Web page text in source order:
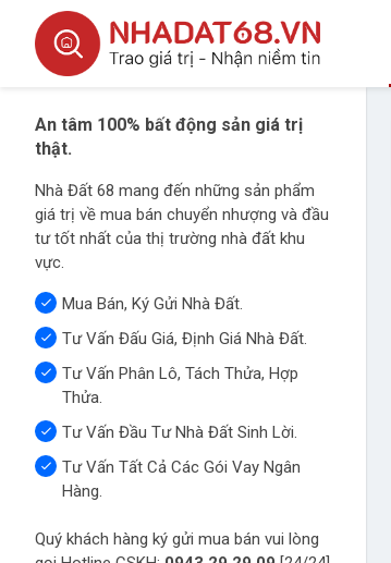
An tâm 100% bất động sản giá trị
thật.
Nhà Đất 68 mang đến những sản phẩm
giá trị về mua bán chuyển nhượng và đầu
tư tốt nhất của thị trường nhà đất khu
vực.
Mua Bán, Ký Gửi Nhà Đất.
Tư Vấn Đấu Giá, Định Giá Nhà Đất.
Tư Vấn Phân Lô, Tách Thửa, Hợp
Thửa.
Tư Vấn Đầu Tư Nhà Đất Sinh Lời.
Tư Vấn Tất Cả Các Gói Vay Ngân
Hàng.
Quý khách hàng ký gửi mua bán vui lòng